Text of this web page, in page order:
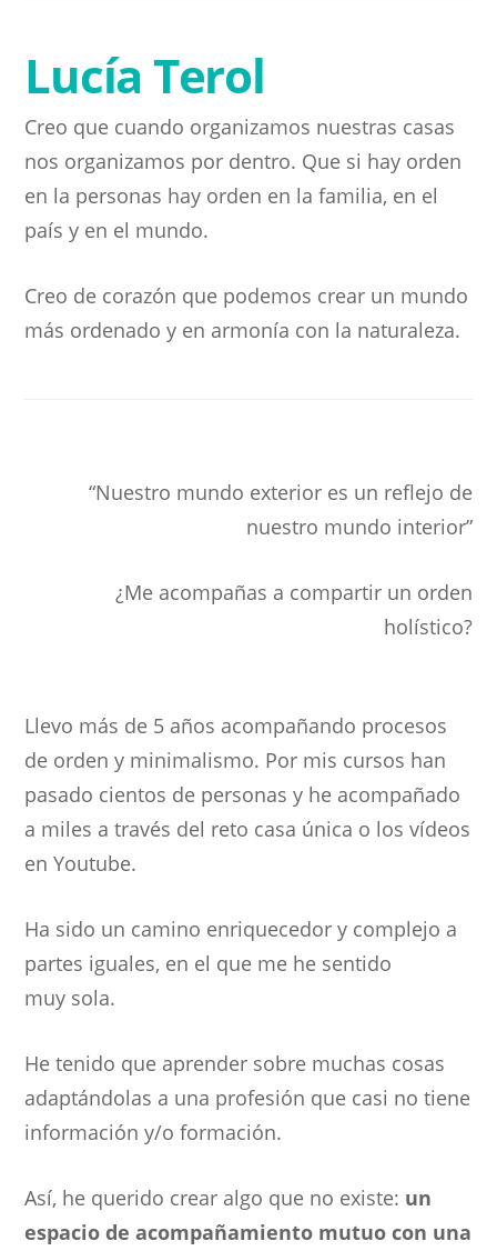
Lucía Terol
Creo que cuando organizamos nuestras casas
nos organizamos por dentro. Que si hay orden
en la personas hay orden en la familia, en el
país y en el mundo.
Creo de corazón que podemos crear un mundo
más ordenado y en armonía con la naturaleza.
“Nuestro mundo exterior es un reflejo de
nuestro mundo interior”
¿Me acompañas a compartir un orden
holístico?
Llevo más de 5 años acompañando procesos
de orden y minimalismo. Por mis cursos han
pasado cientos de personas y he acompañado
a miles a través del reto casa única o los vídeos
en Youtube.
Ha sido un camino enriquecedor y complejo a
partes iguales, en el que me he sentido
muy sola.
He tenido que aprender sobre muchas cosas
adaptándolas a una profesión que casi no tiene
información y/o formación.
Así, he querido crear algo que no existe: un
espacio de acompañamiento mutuo con una